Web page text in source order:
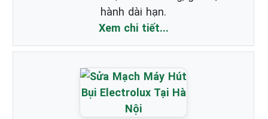
hành dài hạn.
Xem chi tiết...